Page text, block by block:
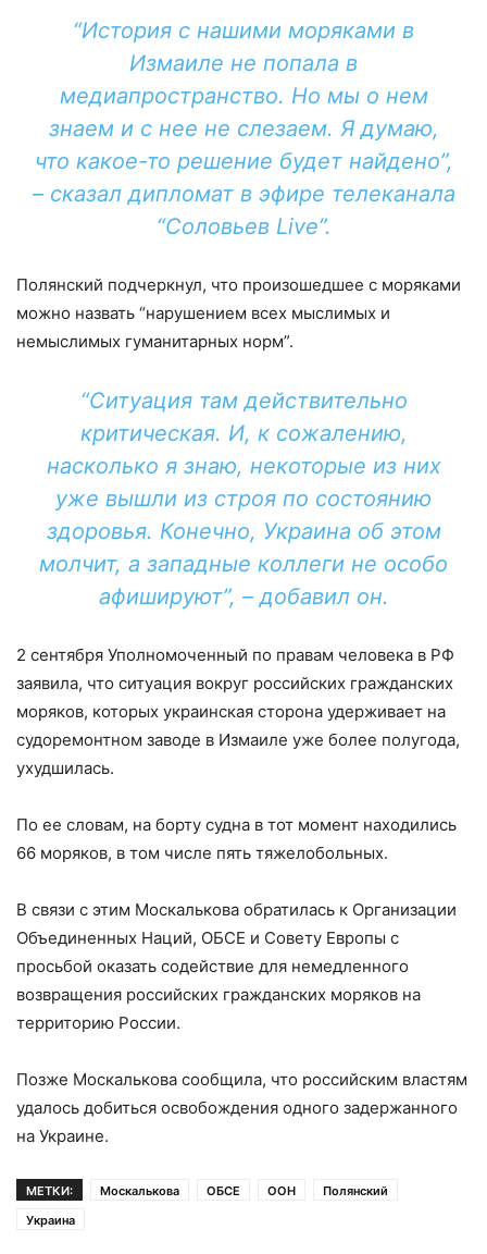
“История с нашими моряками в
Измаиле не попала в
медиапространство. Но мы о нем
знаем и с нее не слезаем. Я думаю,
что какое-то решение будет найдено”,
– сказал дипломат в эфире телеканала
“Соловьев Live”.
Полянский подчеркнул, что произошедшее с моряками
можно назвать “нарушением всех мыслимых и
немыслимых гуманитарных норм”.
“Ситуация там действительно
критическая. И, к сожалению,
насколько я знаю, некоторые из них
уже вышли из строя по состоянию
здоровья. Конечно, Украина об этом
молчит, а западные коллеги не особо
афишируют”, – добавил он.
2 сентября Уполномоченный по правам человека в РФ
заявила, что ситуация вокруг российских гражданских
моряков, которых украинская сторона удерживает на
судоремонтном заводе в Измаиле уже более полугода,
ухудшилась.
По ее словам, на борту судна в тот момент находились
66 моряков, в том числе пять тяжелобольных.
В связи с этим Москалькова обратилась к Организации
Объединенных Наций, ОБСЕ и Совету Европы с
просьбой оказать содействие для немедленного
возвращения российских гражданских моряков на
территорию России.
Позже Москалькова сообщила, что российским властям
удалось добиться освобождения одного задержанного
на Украине.
МЕТКИ: Москалькова ОБСЕ ООН
Полянский
Украина